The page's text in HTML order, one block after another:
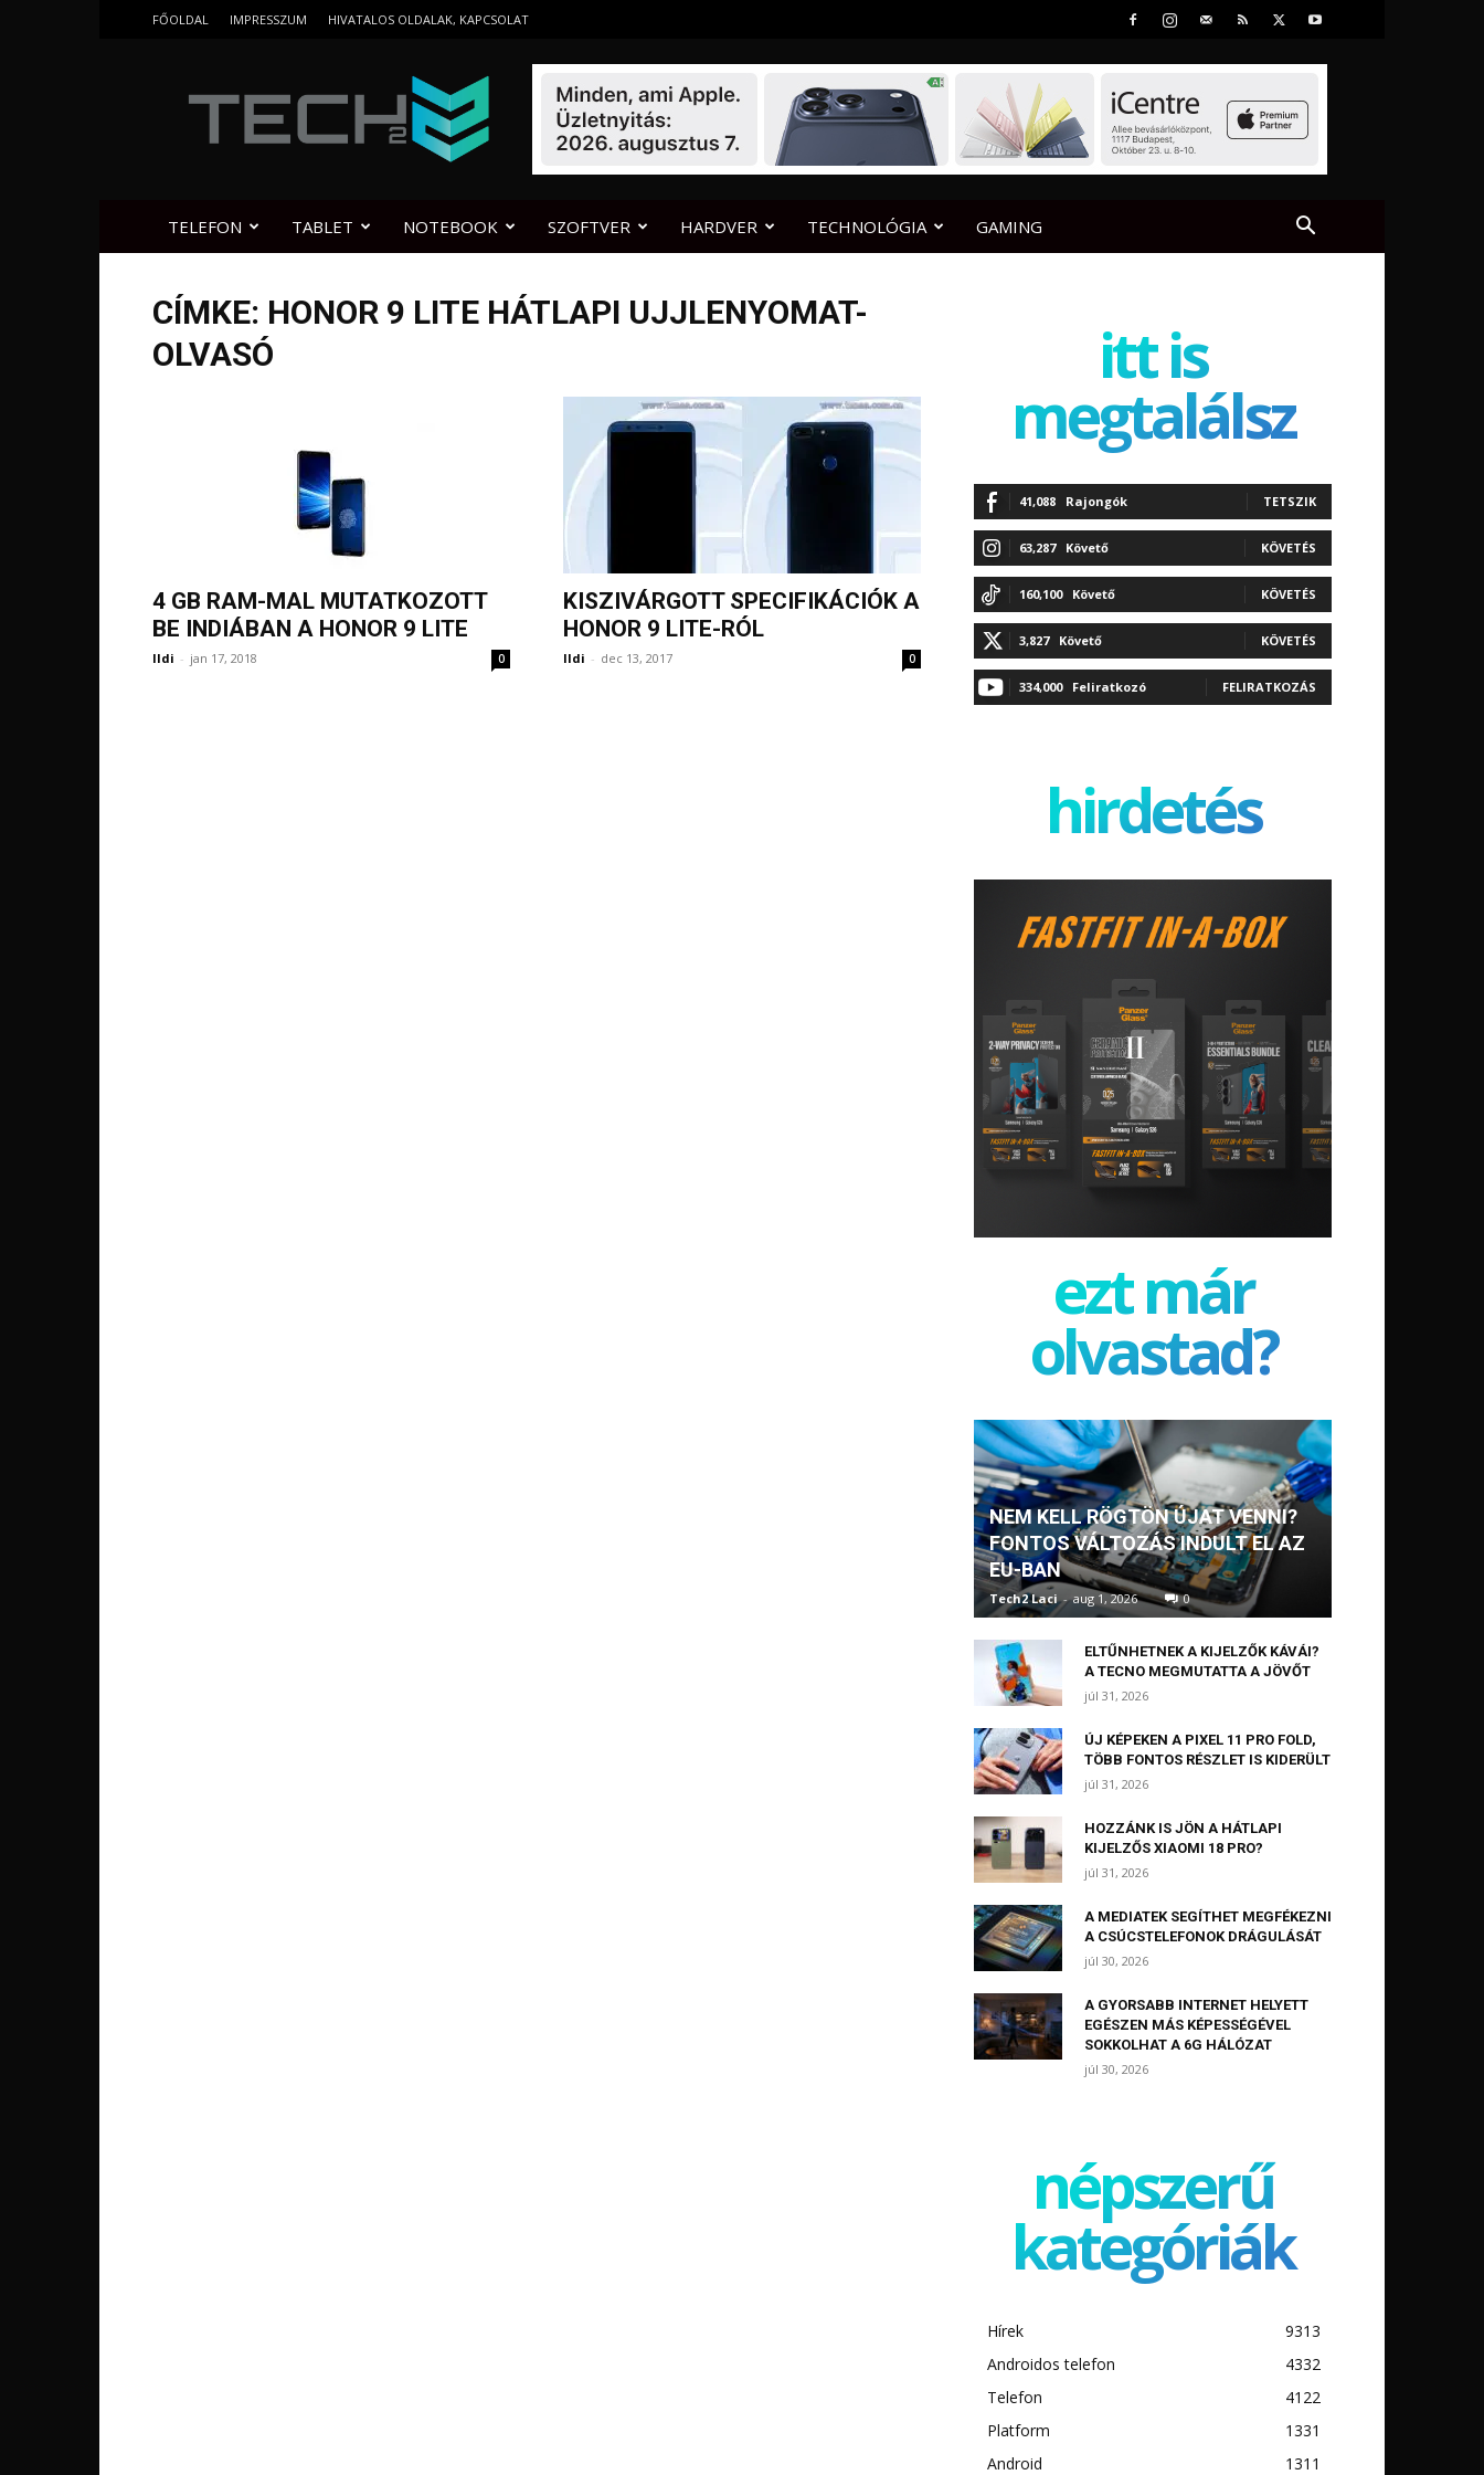
FŐOLDAL IMPRESSZUM HIVATALOS OLDALAK, KAPCSOLAT
TELEFON TABLET NOTEBOOK SZOFTVER HARDVER TECHNOLÓGIA GAMING
CÍMKE: HONOR 9 LITE HÁTLAPI UJJLENYOMAT-
OLVASÓ
4 GB RAM-MAL MUTATKOZOTT
BE INDIÁBAN A HONOR 9 LITE
Ildi - jan 17, 2018 0
KISZIVÁRGOTT SPECIFIKÁCIÓK A
HONOR 9 LITE-RÓL
Ildi - dec 13, 2017 0
itt is
megtalálsz
41,088 Rajongók TETSZIK
63,287 Követő KÖVETÉS
160,100 Követő KÖVETÉS
3,827 Követő KÖVETÉS
334,000 Feliratkozó FELIRATKOZÁS
hirdetés
ezt már
olvastad?
NEM KELL RÖGTÖN ÚJAT VENNI?
FONTOS VÁLTOZÁS INDULT EL AZ
EU-BAN
Tech2 Laci - aug 1, 2026 0
ELTŰNHETNEK A KIJELZŐK KÁVÁI?
A TECNO MEGMUTATTA A JÖVŐT
júl 31, 2026
ÚJ KÉPEKEN A PIXEL 11 PRO FOLD,
TÖBB FONTOS RÉSZLET IS KIDERÜLT
júl 31, 2026
HOZZÁNK IS JÖN A HÁTLAPI
KIJELZŐS XIAOMI 18 PRO?
júl 31, 2026
A MEDIATEK SEGÍTHET MEGFÉKEZNI
A CSÚCSTELEFONOK DRÁGULÁSÁT
júl 30, 2026
A GYORSABB INTERNET HELYETT
EGÉSZEN MÁS KÉPESSÉGÉVEL
SOKKOLHAT A 6G HÁLÓZAT
júl 30, 2026
népszerű
kategóriák
Hírek
9313
Androidos telefon
4332
Telefon
4122
Platform
1331
Android
1311